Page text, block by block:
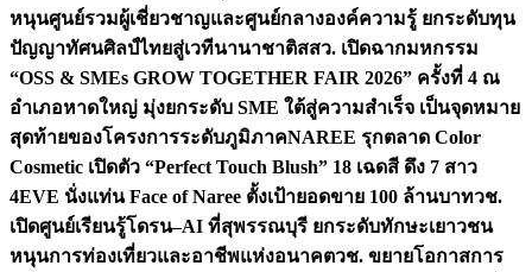
หนุนศูนย์รวมผู้เชี่ยวชาญและศูนย์กลางองค์ความรู้ ยกระดับทุน
ปัญญาทัศนศิลป์ไทยสู่เวทีนานาชาติสสว. เปิดฉากมหกรรม
“OSS & SMEs GROW TOGETHER FAIR 2026” ครั้งที่ 4 ณ
อำเภอหาดใหญ่ มุ่งยกระดับ SME ใต้สู่ความสำเร็จ เป็นจุดหมาย
สุดท้ายของโครงการระดับภูมิภาคNAREE รุกตลาด Color
Cosmetic เปิดตัว “Perfect Touch Blush” 18 เฉดสี ดึง 7 สาว
4EVE นั่งแท่น Face of Naree ตั้งเป้ายอดขาย 100 ล้านบาทวช.
เปิดศูนย์เรียนรู้โดรน–AI ที่สุพรรณบุรี ยกระดับทักษะเยาวชน
หนุนการท่องเที่ยวและอาชีพแห่งอนาคตวช. ขยายโอกาสการ